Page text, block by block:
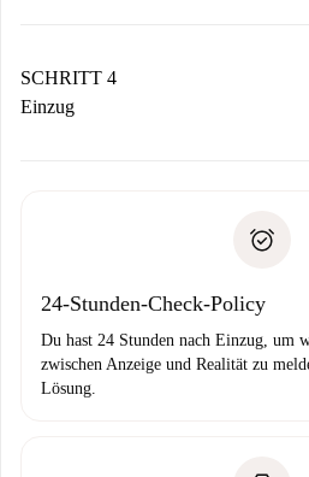
stellen den Kontakt her.
Wenn der Vermieter ablehnen
SCHRITT 4
Einzug
24-Stunden-Check-Policy
Du hast 24 Stunden nach Einzug, um
zwischen Anzeige und Realität zu
Lösung.